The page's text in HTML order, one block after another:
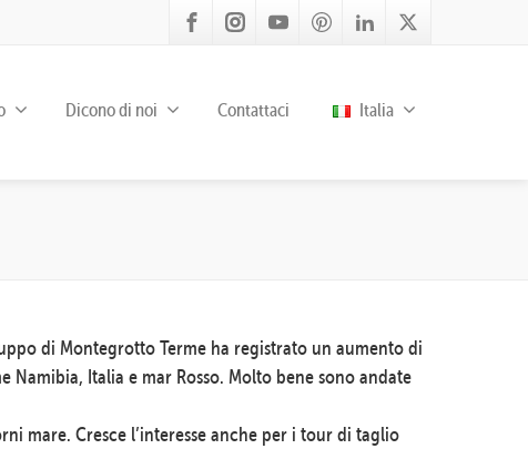
Dicono di noi Contattaci Italia
di Montegrotto Terme ha registrato un aumento di
Italia e mar Rosso. Molto bene sono andate
mare. Cresce l’interesse anche per i tour di taglio